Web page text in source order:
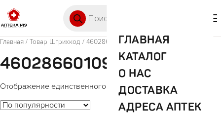
ГЛАВНАЯ
КАТАЛОГ
О НАС
ДОСТАВКА
АДРЕСА АПТЕК
Главная / Товар Штрихкод / 4602866010955
4602866010955
Отображение единственного товара